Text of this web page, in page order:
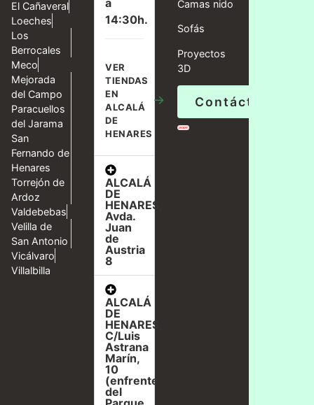
El Cañaveral
Loeches
Los
Berrocales
Meco
Mejorada
del Campo
Paracuellos
del Jarama
San
Fernando de
Henares
Torrejón de
Ardoz
Valdebebas
Velilla de
San Antonio
Vicálvaro
Villalbilla
14:30h.
VER
TIENDAS
EN
ALCALÁ
DE
HENARES
→
ALCALÁ
DE
HENARES,
Avda.
Juan
de
Austria
8
ALCALÁ
DE
HENARES,
C/Luis
Astrana
Marín,
10
(enfrente
del
Camas nido
Sofás
Proyectos
3D
Contáctanos